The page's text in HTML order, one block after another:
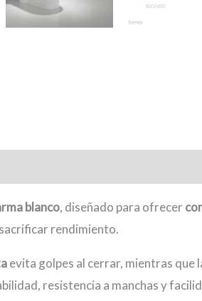
blanco, diseñado para ofrecer
rendimiento.
evita golpes al cerrar, mientras que
resistencia a manchas y